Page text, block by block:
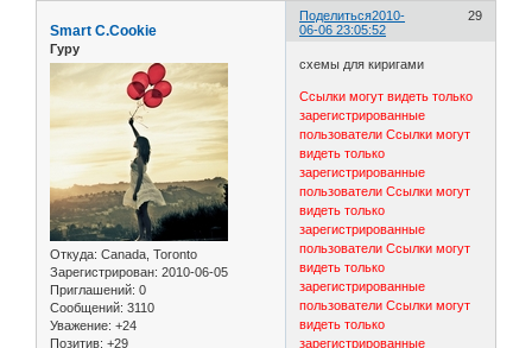
Поделиться 29
2010-
06-06 23:05:52
Smart C.Cookie
Гуру
Откуда: Canada, Toronto
Зарегистрирован: 2010-06-05
Приглашений: 0
Сообщений: 3110
Уважение: +24
Позитив: +29
схемы для киригами
Ссылки могут видеть только
зарегистрированные
пользователи Ссылки могут
видеть только
зарегистрированные
пользователи Ссылки могут
видеть только
зарегистрированные
пользователи Ссылки могут
видеть только
зарегистрированные
пользователи Ссылки могут
видеть только
зарегистрированные